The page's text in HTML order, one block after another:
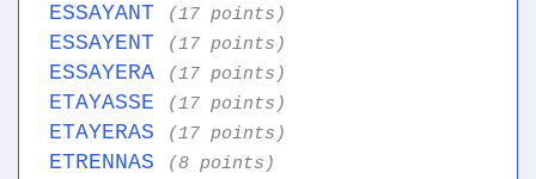
ESSAYANT (17 points)
ESSAYENT (17 points)
ESSAYERA (17 points)
ETAYASSE (17 points)
ETAYERAS (17 points)
ETRENNAS (8 points)